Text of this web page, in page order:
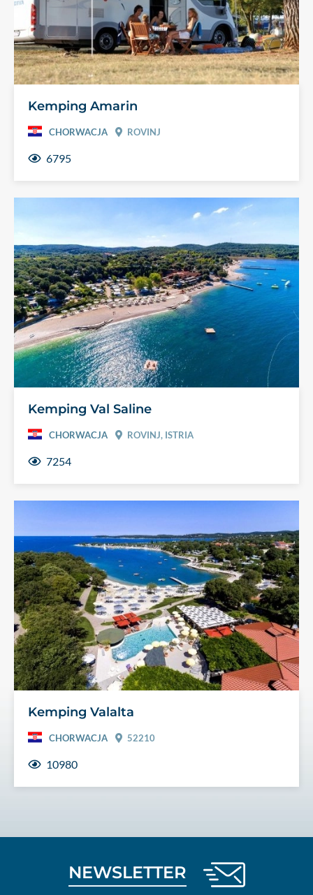
Kemping Amarin
CHORWACJA ROVINJ
6795
Kemping Val Saline
CHORWACJA ROVINJ, ISTRIA
7254
Kemping Valalta
CHORWACJA 52210
10980
NEWSLETTER